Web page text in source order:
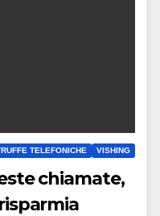
TELEFONICHE VISHING
chiamate,